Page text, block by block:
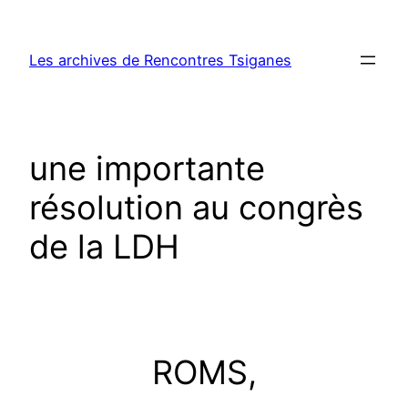
contenu
Les archives de Rencontres Tsiganes
une importante
résolution au congrès
de la LDH
ROMS,